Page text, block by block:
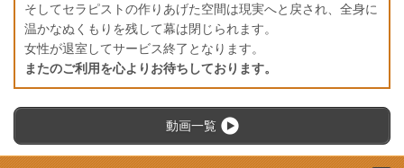
そしてセラピストの作りあげた空間は現実へと戻され、全身に
温かなぬくもりを残して幕は閉じられます。
女性が退室してサービス終了となります。
またのご利用を心よりお待ちしております。
動画一覧